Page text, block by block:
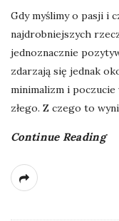
d
r
y
Gdy myślimy o pasji i
najdrobniejszych
jednoznacznie
zdarzają się jednak
minimalizm i poczucie
złego. Z czego to
Continue Reading